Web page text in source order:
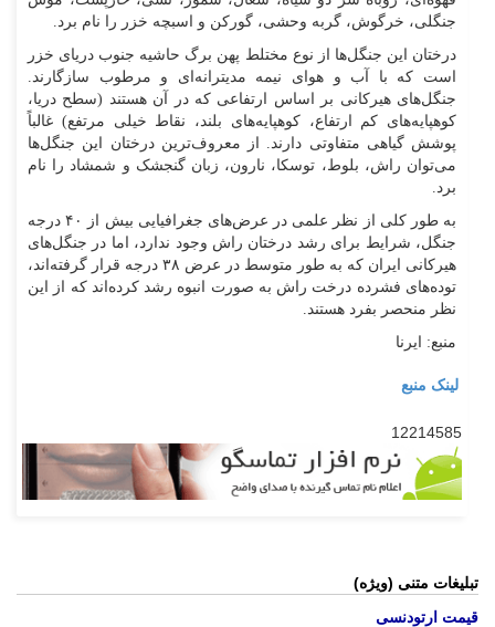
جنگلی، خرگوش، گربه وحشی، گورکن و اسبچه خزر را نام برد.
درختان این جنگل‌ها از نوع مختلط پهن برگ حاشیه جنوب دریای خزر
است که با آب و هوای نیمه مدیترانه‌ای و مرطوب سازگارند.
جنگل‌های هیرکانی بر اساس ارتفاعی که در آن هستند (سطح دریا،
کوهپایه‌های کم ارتفاع، کوهپایه‌های بلند، نقاط خیلی مرتفع) غالباً
پوشش گیاهی متفاوتی دارند. از معروف‌ترین درختان این جنگل‌ها
می‌توان راش، بلوط، توسکا، نارون، زبان گنجشک و شمشاد را نام
برد.
به طور کلی از نظر علمی در عرض‌های جغرافیایی بیش از ۴۰ درجه
جنگل، شرایط برای رشد درختان راش وجود ندارد، اما در جنگل‌های
هیرکانی ایران که به طور متوسط در عرض ۳۸ درجه قرار گرفته‌اند،
توده‌های فشرده درخت راش به صورت انبوه رشد کرده‌اند که از این
نظر منحصر بفرد هستند.
منبع: ایرنا
لینک منبع
12214585
تبلیغات متنی (ویژه)
قیمت ارتودنسی